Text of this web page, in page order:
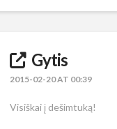
Gytis
2015-02-20 AT 00:39
Visiškai į dešimtuką!